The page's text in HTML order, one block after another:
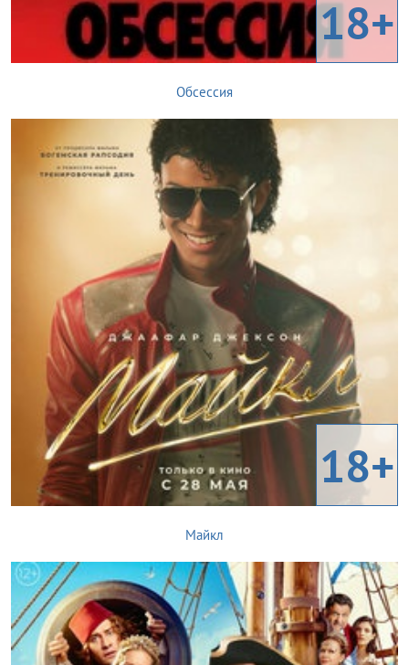
18+
Обсессия
18+
Майкл